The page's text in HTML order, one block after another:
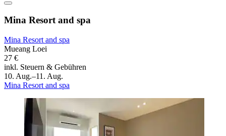
Mina Resort and spa
Mina Resort and spa
Mueang Loei
27 €
inkl. Steuern & Gebühren
10. Aug.–11. Aug.
Mina Resort and spa